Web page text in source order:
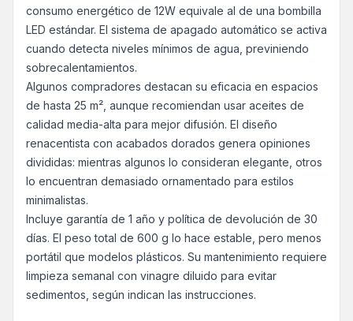
consumo energético de 12W equivale al de una bombilla
LED estándar. El sistema de apagado automático se activa
cuando detecta niveles mínimos de agua, previniendo
sobrecalentamientos.
Algunos compradores destacan su eficacia en espacios
de hasta 25 m², aunque recomiendan usar aceites de
calidad media-alta para mejor difusión. El diseño
renacentista con acabados dorados genera opiniones
divididas: mientras algunos lo consideran elegante, otros
lo encuentran demasiado ornamentado para estilos
minimalistas.
Incluye garantía de 1 año y política de devolución de 30
días. El peso total de 600 g lo hace estable, pero menos
portátil que modelos plásticos. Su mantenimiento requiere
limpieza semanal con vinagre diluido para evitar
sedimentos, según indican las instrucciones.